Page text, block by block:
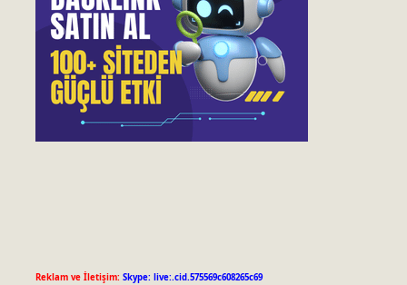
Reklam ve İletişim: Skype: live:.cid.575569c608265c69